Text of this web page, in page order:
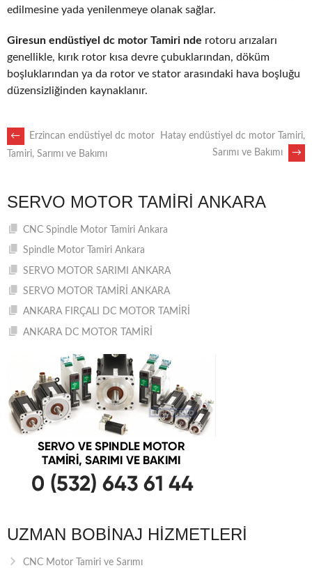
edilmesine yada yenilenmeye olanak sağlar.
Giresun endüstiyel dc motor Tamiri nde rotoru arızaları
genellikle, kırık rotor kısa devre çubuklarından, döküm
boşluklarından ya da rotor ve stator arasındaki hava boşluğu
düzensizliğinden kaynaklanır.
POST
←
Erzincan endüstiyel dc motor
Tamiri, Sarımı ve Bakımı
Hatay endüstiyel dc motor Tamiri,
Sarımı ve Bakımı
→
SERVO MOTOR TAMIRI ANKARA
CNC Spindle Motor Tamiri Ankara
Spindle Motor Tamiri Ankara
SERVO MOTOR SARIMI ANKARA
SERVO MOTOR TAMİRİ ANKARA
ANKARA FIRÇALI DC MOTOR TAMİRİ
ANKARA DC MOTOR TAMİRİ
UZMAN BOBINAJ HIZMETLERI
CNC Motor Tamiri ve Sarımı